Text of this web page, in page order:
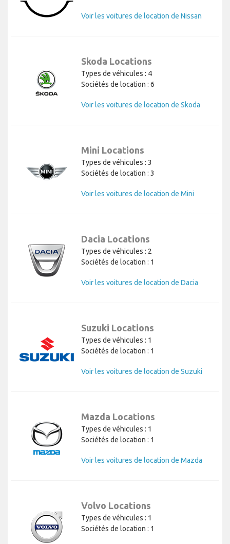
Voir les voitures de location de Nissan
Skoda Locations
Types de véhicules : 4
Sociétés de location : 6
Voir les voitures de location de Skoda
Mini Locations
Types de véhicules : 3
Sociétés de location : 3
Voir les voitures de location de Mini
Dacia Locations
Types de véhicules : 2
Sociétés de location : 1
Voir les voitures de location de Dacia
Suzuki Locations
Types de véhicules : 1
Sociétés de location : 1
Voir les voitures de location de Suzuki
Mazda Locations
Types de véhicules : 1
Sociétés de location : 1
Voir les voitures de location de Mazda
Volvo Locations
Types de véhicules : 1
Sociétés de location : 1